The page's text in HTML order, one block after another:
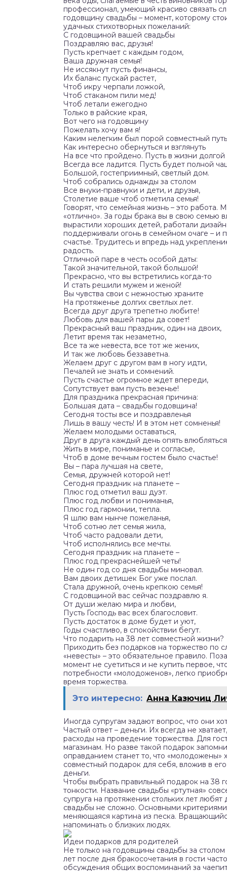
профессионал, умеющий красиво связать
годовщину свадьбы – момент, которому
удачных стихотворных пожеланий:
С годовщиной вашей свадьбы
Поздравляю вас, друзья!
Пусть крепчает с каждым годом,
Ваша дружная семья!
Не иссякнут пусть финансы,
Их баланс пускай растет,
Чтоб икру черпали ложкой,
Чтоб стаканом пили мед!
Чтоб летали ежегодно
Только в райские края,
Вот чего на годовщину
Пожелать хочу вам я!
Каким нелегким был порой совместный
Как интересно обернуться и взглянуть
На все что пройдено. Пусть в жизни
Всегда все ладится. Пусть будет полной
Большой, гостеприимный, светлый дом.
Чтоб собрались однажды за столом
Все внуки-правнуки и дети, и друзья,
Столетие ваше чтоб отметила семья!
Говорят, что семейная жизнь – это
«отлично». За годы брака вы в свою семью
вырастили хороших детей, работали
поддерживали огонь в семейном очаге –
счастье. Трудитесь и впредь над
радость.
Отличной паре в честь особой даты:
Такой значительной, такой большой!
Прекрасно, что вы встретились когда-то
И стать решили мужем и женой!
Вы чувства свои с нежностью храните
На протяженье долгих светлых лет.
Всегда друг друга трепетно любите!
Любовь для вашей пары да совет!
Прекрасный ваш праздник, один на двоих,
Летит время так незаметно,
Все та же невеста, все тот же жених,
И так же любовь беззаветна.
Желаем друг с другом вам в ногу идти,
Печалей не знать и сомнений.
Пусть счастье огромное ждет впереди,
Сопутствует вам пусть везенье!
Для праздника прекрасная причина:
Большая дата – свадьбы годовщина!
Сегодня тосты все и поздравленья
Лишь в вашу честь! И в этом нет сомненья!
Желаем молодыми оставаться,
Друг в друга каждый день опять
Жить в мире, пониманье и согласье,
Чтоб в доме вечным гостем было счастье!
Вы – пара лучшая на свете,
Семья, дружней которой нет!
Сегодня праздник на планете –
Плюс год отметил ваш дуэт.
Плюс год любви и пониманья,
Плюс год гармонии, тепла.
Я шлю вам нынче пожеланья,
Чтоб сотню лет семья жила,
Чтоб часто радовали дети,
Чтоб исполнялись все мечты.
Сегодня праздник на планете –
Плюс год прекраснейшей четы!
Не один год со дня свадьбы миновал.
Вам двоих детишек Бог уже послал.
Стала дружной, очень крепкою семья!
С годовщиной вас сейчас поздравлю я.
От души желаю мира и любви,
Пусть Господь вас всех благословит.
Пусть достаток в доме будет и уют,
Годы счастливо, в спокойствии бегут.
Что подарить на 38 лет совместной жизни?
Приходить без подарков на торжество по
«невесты» – это обязательное правило.
момент не суетиться и не купить первое,
потребности «молодоженов», легко
время торжества.
Это интересно: Анна Казючиц
Иногда супругам задают вопрос, что они
Частый ответ – деньги. Их всегда не
расходы на проведение торжества. Для
магазинам. Но разве такой подарок
оправданием станет то, что
совместный подарок для себя, вложив в
деньги.
Чтобы выбрать правильный подарок на 38
тонкости. Название свадьбы «ртутная»
супруга на протяжении стольких лет
свадьбы не сложно. Основными
меняющаяся картина из песка.
напоминать о близких людях.
Идеи подарков для родителей
Не только на годовщины свадьбы за
лет после дня бракосочетания в гости
обсуждения общих воспоминаний за